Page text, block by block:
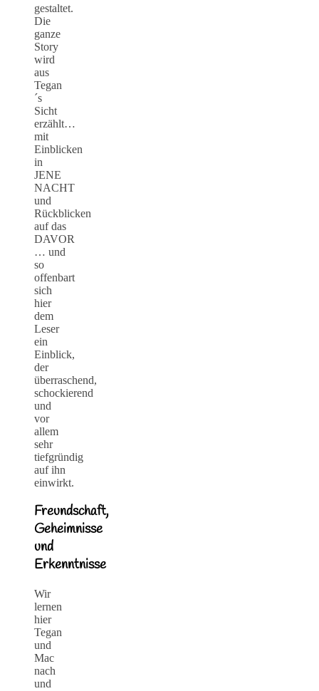
gestaltet.
Die
ganze
Story
wird
aus
Tegan
´s
Sicht
erzählt…
mit
Einblicken
in
JENE
NACHT
und
Rückblicken
auf das
DAVOR
… und
so
offenbart
sich
hier
dem
Leser
ein
Einblick,
der
überraschend,
schockierend
und
vor
allem
sehr
tiefgründig
auf ihn
einwirkt.
Freundschaft,
Geheimnisse
und
Erkenntnisse
Wir
lernen
hier
Tegan
und
Mac
nach
und